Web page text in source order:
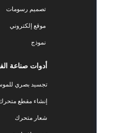
تصميم رسومات
موقع إلكتروني
أدوات صناعة الفيديو
تجسيد بصري للموسيقى مجانًا
إنشاء مقطع متحرك
شعار متحرك